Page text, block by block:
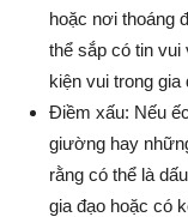
hoặc nơi thoáng
thể sắp có tin
kiện vui trong gia
Điềm xấu: Nếu
giường hay
rằng có thể là
gia đạo hoặc có